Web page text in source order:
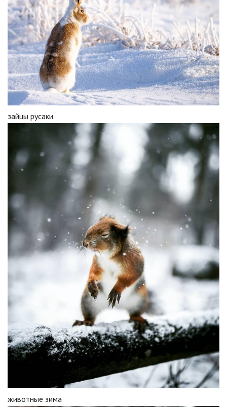
зайцы русаки
животные зима